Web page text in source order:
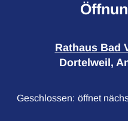
Rathaus Bad
Dortelweil,
Klicken, um weitere
Geschlossen: öffnet